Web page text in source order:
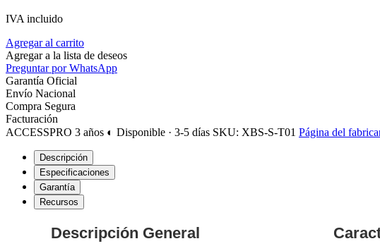
IVA incluido
Agregar al carrito
Agregar a la lista de deseos
Preguntar por WhatsApp
Garantía Oficial
Envío Nacional
Compra Segura
Facturación
ACCESSPRO 3 años ◐ Disponible · 3-5 días SKU: XBS-S-T01 Página del
Descripción
Especificaciones
Garantía
Recursos
Descripción General